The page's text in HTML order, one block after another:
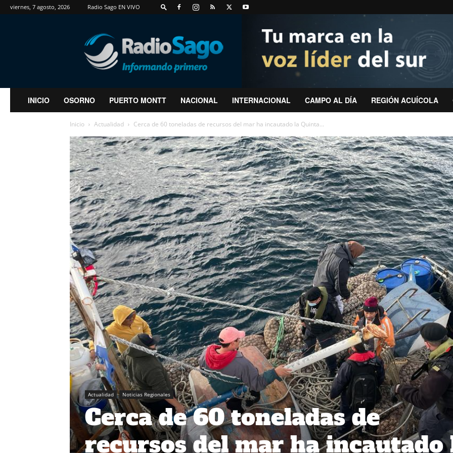
viernes, 7 agosto, 2026 Radio Sago EN VIVO
RadioSago
INICIO OSORNO PUERTO MONTT NACIONAL INTERNACIONAL CAMPO AL DÍA REGIÓN ACUÍCOLA
Inicio Actualidad Cerca de 60 toneladas de recursos del mar ha incautado la Quinta...
Actualidad Noticias Regionales
Cerca de 60 toneladas de
recursos del mar ha incautado